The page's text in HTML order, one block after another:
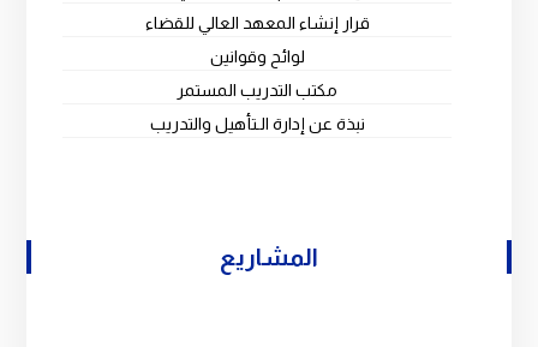
قرار إنشاء المعهد العالي للقضاء
لوائح وقوانين
مكتب التدريب المستمر
نبذة عن إدارة الـتأهيل والتدريب
المشاريع